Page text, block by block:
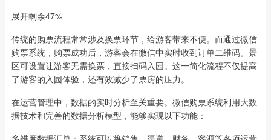
展开剩余47%
传统的购票流程常常涉及换票环节，给游客带来不便。而通过微信
购票系统，购票成功后，游客会在微信中实时收到订单二维码。景
区可设置让游客无需换票，直接扫码入园。这一简化流程不仅提高
了游客的入园体验，还有效减少了票房的压力。
在运营管理中，数据的实时分析至关重要。微信购票系统利用大数
据技术和完善的数据分析模型，能够实现以下功能：